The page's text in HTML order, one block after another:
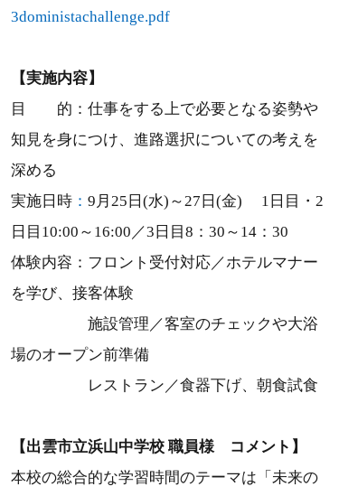
3doministachallenge.pdf
【実施内容】
目 的：仕事をする上で必要となる姿勢や
知見を身につけ、進路選択についての考えを
深める
実施日時 ： 9月25日(水)～27日(金) 1日目・2
日目10:00～16:00／3日目8：30～14：30
体験内容：フロント受付対応／ホテルマナー
を学び、接客体験
施設管理／客室のチェックや大浴
場のオープン前準備
レストラン／食器下げ、朝食試食
【出雲市立浜山中学校 職員様 コメント】
本校の総合的な学習時間のテーマは「未来の